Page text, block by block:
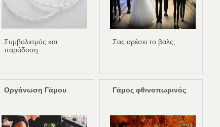
Συμβολισμός και
παράδοση
Σας αρέσει το βαλς;
Οργάνωση Γάμου Γάμος φθινοπωρινός